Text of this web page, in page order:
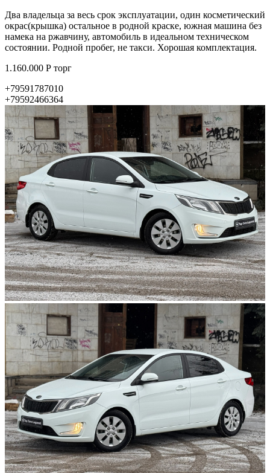
Два владельца за весь срок эксплуатации, один косметический
окрас(крышка) остальное в родной краске, южная машина без
намека на ржавчину, автомобиль в идеальном техническом
состоянии. Родной пробег, не такси. Хорошая комплектация.
1.160.000 Р торг
+79591787010
+79592466364